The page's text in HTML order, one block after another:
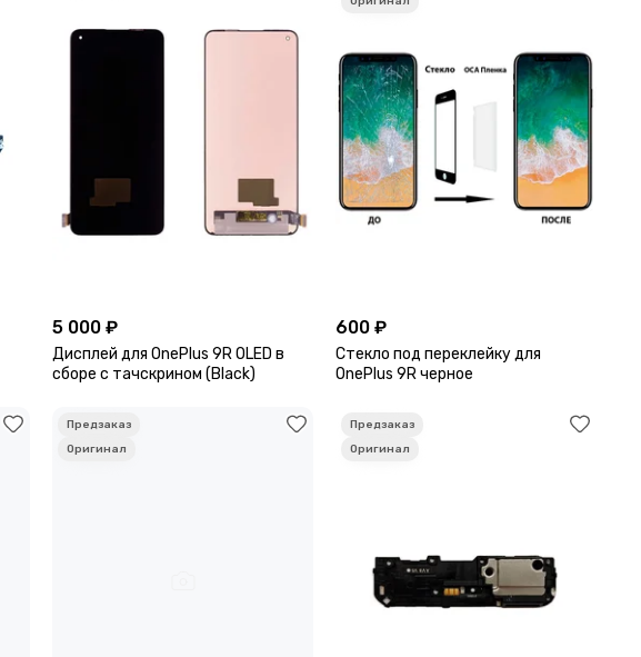
5 000 ₽
Дисплей для OnePlus 9R OLED в
сборе с тачскрином (Black)
600 ₽
Стекло под переклейку для
OnePlus 9R черное